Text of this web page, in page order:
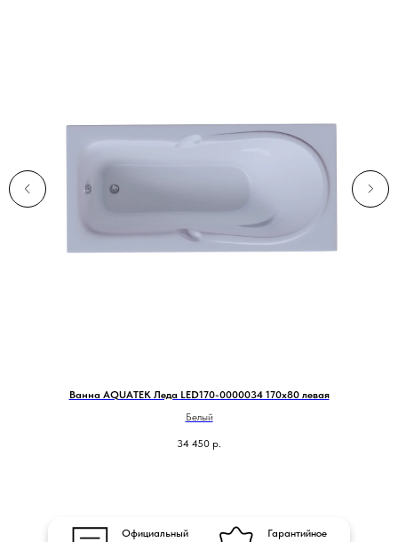
Ванна AQUATEK Леда LED170-0000034 170х80 левая
Белый
34 450 р.
Официальный
Гарантийное